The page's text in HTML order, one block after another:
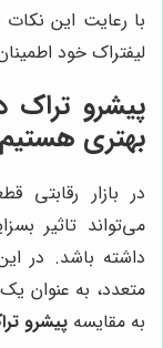
با رعایت این
لیفتراک خود
پیشرو تراک
بهتری
در بازار رقابتی
می‌تواند تاثیر
داشته باشد. در
متعدد، به عنوان
به مقایسه پیشرو